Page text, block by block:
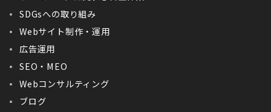
SDGsへの取り組み
Webサイト制作・運用
広告運用
SEO・MEO
Webコンサルティング
ブログ